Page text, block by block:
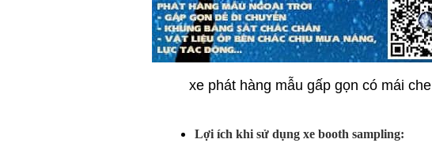
xe phát hàng mẫu gấp gọn có mái che
Lợi ích khi sử dụng xe booth sampling: